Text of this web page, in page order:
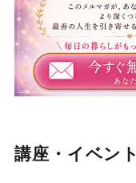
講座・イベント